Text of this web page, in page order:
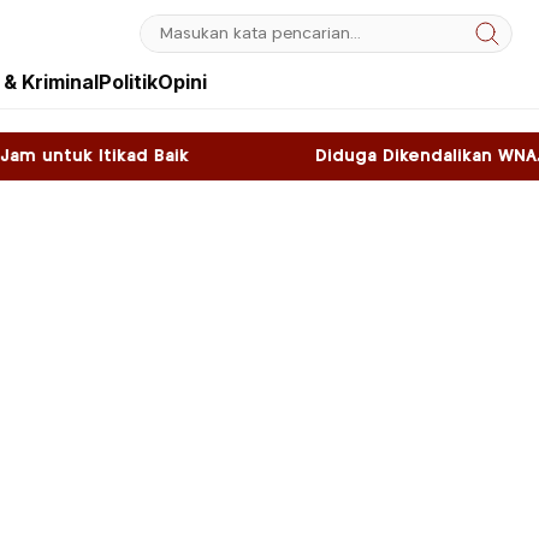
KriminalPolitikOpini
Diduga Dikendalikan WNA, Sky Game di